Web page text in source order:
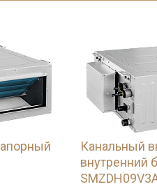
Канальный
внутренний